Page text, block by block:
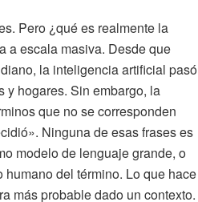
Pero ¿qué es realmente la
a escala masiva. Desde que
la inteligencia artificial pasó
y hogares. Sin embargo, la
que no se corresponden
Ninguna de esas frases es
modelo de lenguaje grande, o
del término. Lo que hace
más probable dado un contexto.